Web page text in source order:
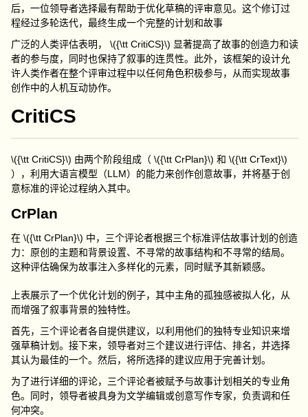
后，一位领导者选择最有帮助于优化草稿的评审意见。这个修订过
程经过多轮迭代，最终生成一个完整的计划和故事
广泛的人类评估表明，\({\tt CritiCS}\) 显著提高了故事的创造力和读
者的参与度，同时也保持了叙事的连贯性。此外，该框架的设计允
许人类作者在整个评审过程中以任何角色积极参与，从而实现故事
创作中的人机互动协作。
CritiCS
\({\tt CritiCS}\) 由两个阶段组成（\({\tt CrPlan}\) 和\({\tt CrText}\)
），利用大语言模型（LLM）的能力来创作创意故事，并将基于创
意标准的评论过程纳入其中。
CrPlan
在\({\tt CrPlan}\) 中，三个评论者根据三个标准评估故事计划的创造
力：原创的主题和背景设置、不寻常的故事结构和不寻常的结局。
这种评估确保为故事注入多样化的元素，同时赋予其新颖感。
上表展示了一个优化计划的例子，其中主角的孤独感被拟人化，从
而增强了叙事背景的独特性。
首先，三个评论者各自提供建议，以利用他们的独特专业知识来增
强草稿计划。接下来，领导者对三个建议进行评估、排名，并选择
其认为最佳的一个。然后，将所选择的建议应用于完善计划。
为了进行详细的评论，三个评论者被赋予与故事计划相关的专业角
色。同时，领导者被具身为文学编辑或创意写作专家，负责调和任
何冲突。